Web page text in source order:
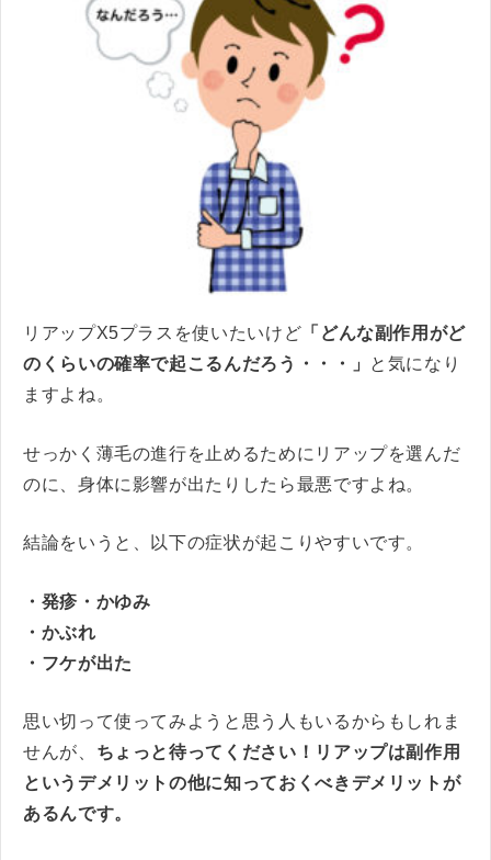
リアップX5プラスを使いたいけど 「どんな副作用がど
のくらいの確率で起こるんだろう・・・」
と気になり
ますよね。
せっかく薄毛の進行を止めるためにリアップを選んだ
のに、身体に影響が出たりしたら最悪ですよね。
結論をいうと、以下の症状が起こりやすいです。
・発疹・かゆみ
・かぶれ
・フケが出た
思い切って使ってみようと思う人もいるからもしれま
せんが、 ちょっと待ってください！リアップは副作用
というデメリットの他に知っておくべきデメリットが
あるんです。